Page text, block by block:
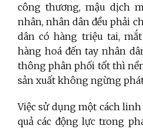
công thương, mậu dịch
nhân, nhân dân đều phải
dân có hàng triệu tai,
hàng hoá đến tay nhân
thông phân phối tốt thì
sản xuất không ngừng
Việc sử dụng một cách
quả các động lực trong